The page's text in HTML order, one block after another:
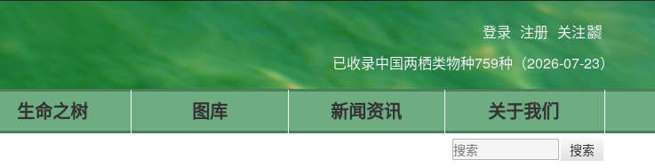
登录 注册 关注
已收录中国两栖类物种759种（2026-07-23）
生命之树 图库 新闻资讯 关于我们